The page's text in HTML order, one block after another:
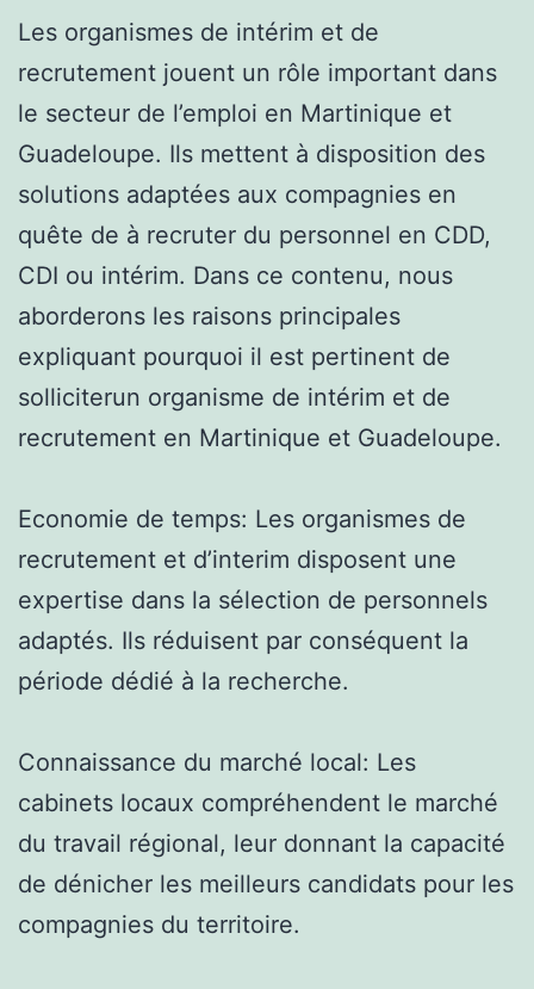
Les organismes de intérim et de
recrutement jouent un rôle important dans
le secteur de l’emploi en Martinique et
Guadeloupe. Ils mettent à disposition des
solutions adaptées aux compagnies en
quête de à recruter du personnel en CDD,
CDI ou intérim. Dans ce contenu, nous
aborderons les raisons principales
expliquant pourquoi il est pertinent de
solliciterun organisme de intérim et de
recrutement en Martinique et Guadeloupe.
Economie de temps: Les organismes de
recrutement et d’interim disposent une
expertise dans la sélection de personnels
adaptés. Ils réduisent par conséquent la
période dédié à la recherche.
Connaissance du marché local: Les
cabinets locaux compréhendent le marché
du travail régional, leur donnant la capacité
de dénicher les meilleurs candidats pour les
compagnies du territoire.